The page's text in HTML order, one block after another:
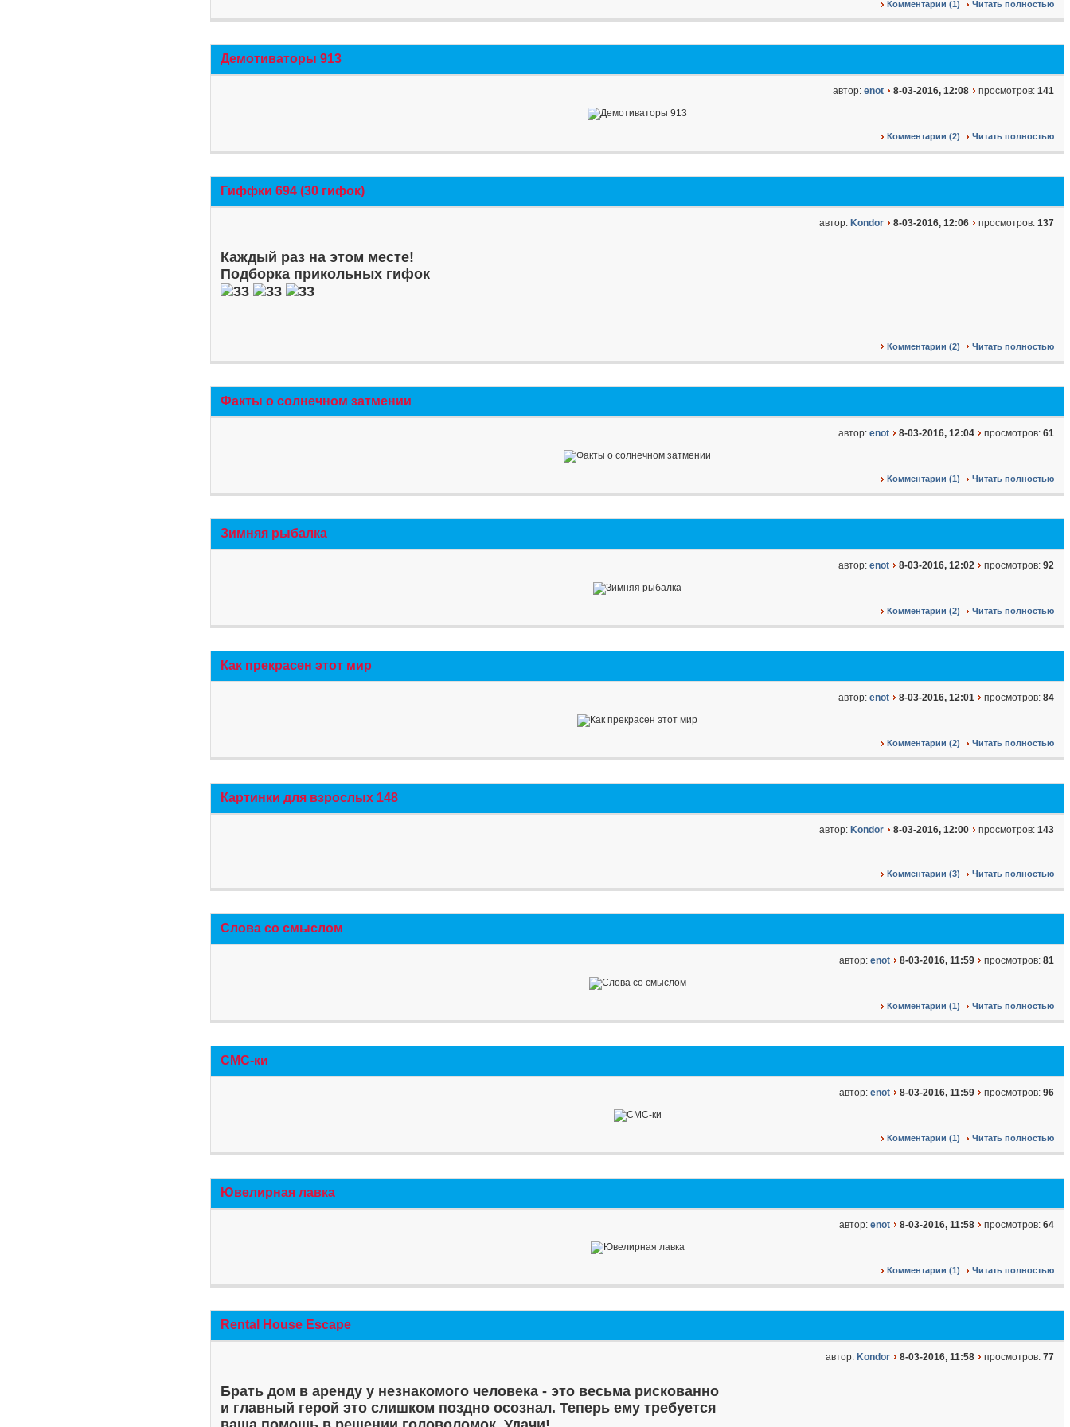
Комментарии (1) Читать полностью
Демотиваторы 913
автор: enot 8-03-2016, 12:08 просмотров: 141
Комментарии (2) Читать полностью
Гиффки 694 (30 гифок)
автор: Kondor 8-03-2016, 12:06 просмотров: 137
Каждый раз на этом месте!
Подборка прикольных гифок
Комментарии (2) Читать полностью
Факты о солнечном затмении
автор: enot 8-03-2016, 12:04 просмотров: 61
Комментарии (1) Читать полностью
Зимняя рыбалка
автор: enot 8-03-2016, 12:02 просмотров: 92
Комментарии (2) Читать полностью
Как прекрасен этот мир
автор: enot 8-03-2016, 12:01 просмотров: 84
Комментарии (2) Читать полностью
Картинки для взрослых 148
автор: Kondor 8-03-2016, 12:00 просмотров: 143
Комментарии (3) Читать полностью
Слова со смыслом
автор: enot 8-03-2016, 11:59 просмотров: 81
Комментарии (1) Читать полностью
СМС-ки
автор: enot 8-03-2016, 11:59 просмотров: 96
Комментарии (1) Читать полностью
Ювелирная лавка
автор: enot 8-03-2016, 11:58 просмотров: 64
Комментарии (1) Читать полностью
Rental House Escape
автор: Kondor 8-03-2016, 11:58 просмотров: 77
Брать дом в аренду у незнакомого человека - это весьма рискованно
и главный герой это слишком поздно осознал. Теперь ему требуется